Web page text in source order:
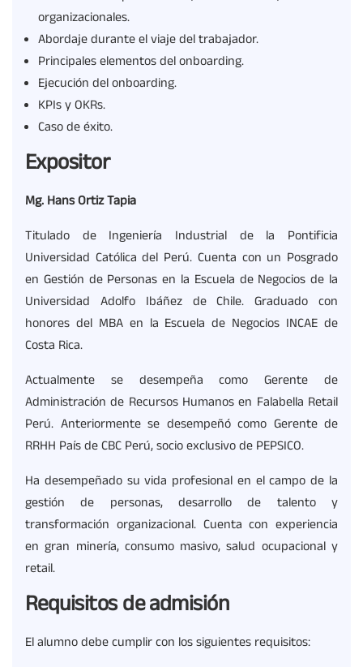
organizacionales.
Abordaje durante el viaje del trabajador.
Principales elementos del onboarding.
Ejecución del onboarding.
KPIs y OKRs.
Caso de éxito.
Expositor
Mg. Hans Ortiz Tapia
Titulado de Ingeniería Industrial de la Pontificia
Universidad Católica del Perú. Cuenta con un Posgrado
en Gestión de Personas en la Escuela de Negocios de la
Universidad Adolfo Ibáñez de Chile. Graduado con
honores del MBA en la Escuela de Negocios INCAE de
Costa Rica.
Actualmente se desempeña como Gerente de
Administración de Recursos Humanos en Falabella Retail
Perú. Anteriormente se desempeñó como Gerente de
RRHH País de CBC Perú, socio exclusivo de PEPSICO.
Ha desempeñado su vida profesional en el campo de la
gestión de personas, desarrollo de talento y
transformación organizacional. Cuenta con experiencia
en gran minería, consumo masivo, salud ocupacional y
retail.
Requisitos de admisión
El alumno debe cumplir con los siguientes requisitos: